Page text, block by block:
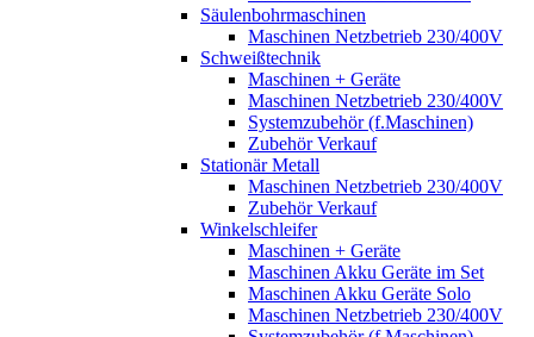
Säulenbohrmaschinen
Maschinen Netzbetrieb 230/400V
Schweißtechnik
Maschinen + Geräte
Maschinen Netzbetrieb 230/400V
Systemzubehör (f.Maschinen)
Zubehör Verkauf
Stationär Metall
Maschinen Netzbetrieb 230/400V
Zubehör Verkauf
Winkelschleifer
Maschinen + Geräte
Maschinen Akku Geräte im Set
Maschinen Akku Geräte Solo
Maschinen Netzbetrieb 230/400V